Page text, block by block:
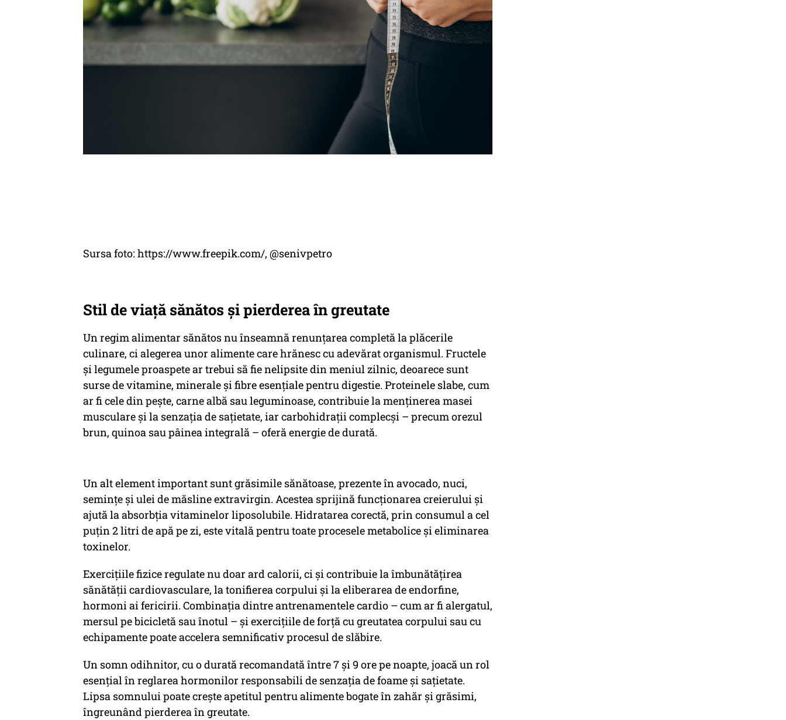
Sursa foto: https://www.freepik.com/, @senivpetro
Stil de viață sănătos și pierderea în greutate
Un regim alimentar sănătos nu înseamnă renunțarea completă la plăcerile
culinare, ci alegerea unor alimente care hrănesc cu adevărat organismul. Fructele
și legumele proaspete ar trebui să fie nelipsite din meniul zilnic, deoarece sunt
surse de vitamine, minerale și fibre esențiale pentru digestie. Proteinele slabe, cum
ar fi cele din pește, carne albă sau leguminoase, contribuie la menținerea masei
musculare și la senzația de sațietate, iar carbohidrații complecși – precum orezul
brun, quinoa sau pâinea integrală – oferă energie de durată.
Un alt element important sunt grăsimile sănătoase, prezente în avocado, nuci,
semințe și ulei de măsline extravirgin. Acestea sprijină funcționarea creierului și
ajută la absorbția vitaminelor liposolubile. Hidratarea corectă, prin consumul a cel
puțin 2 litri de apă pe zi, este vitală pentru toate procesele metabolice și eliminarea
toxinelor.
Exercițiile fizice regulate nu doar ard calorii, ci și contribuie la îmbunătățirea
sănătății cardiovasculare, la tonifierea corpului și la eliberarea de endorfine,
hormoni ai fericirii. Combinația dintre antrenamentele cardio – cum ar fi alergatul,
mersul pe bicicletă sau înotul – și exercițiile de forță cu greutatea corpului sau cu
echipamente poate accelera semnificativ procesul de slăbire.
Un somn odihnitor, cu o durată recomandată între 7 și 9 ore pe noapte, joacă un rol
esențial în reglarea hormonilor responsabili de senzația de foame și sațietate.
Lipsa somnului poate crește apetitul pentru alimente bogate în zahăr și grăsimi,
îngreunând pierderea în greutate.